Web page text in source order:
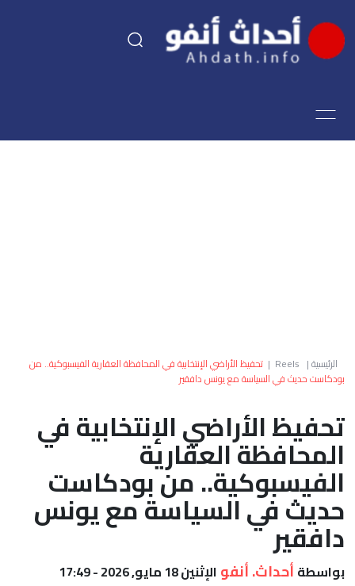
اقتصاد
العالم
الصحراء
الرئيسية|
Reels
| تحفيظ الأراضي الإنتخابية في المحافظة العقارية الفيسبوكية.. من
بودكاست حديث في السياسة مع يونس دافقير
تحفيظ الأراضي الإنتخابية في
المحافظة العقارية
الفيسبوكية.. من بودكاست
حديث في السياسة مع يونس
دافقير
بواسطة أحداث. أنفو الإثنين 18 مايو, 2026 - 17:49